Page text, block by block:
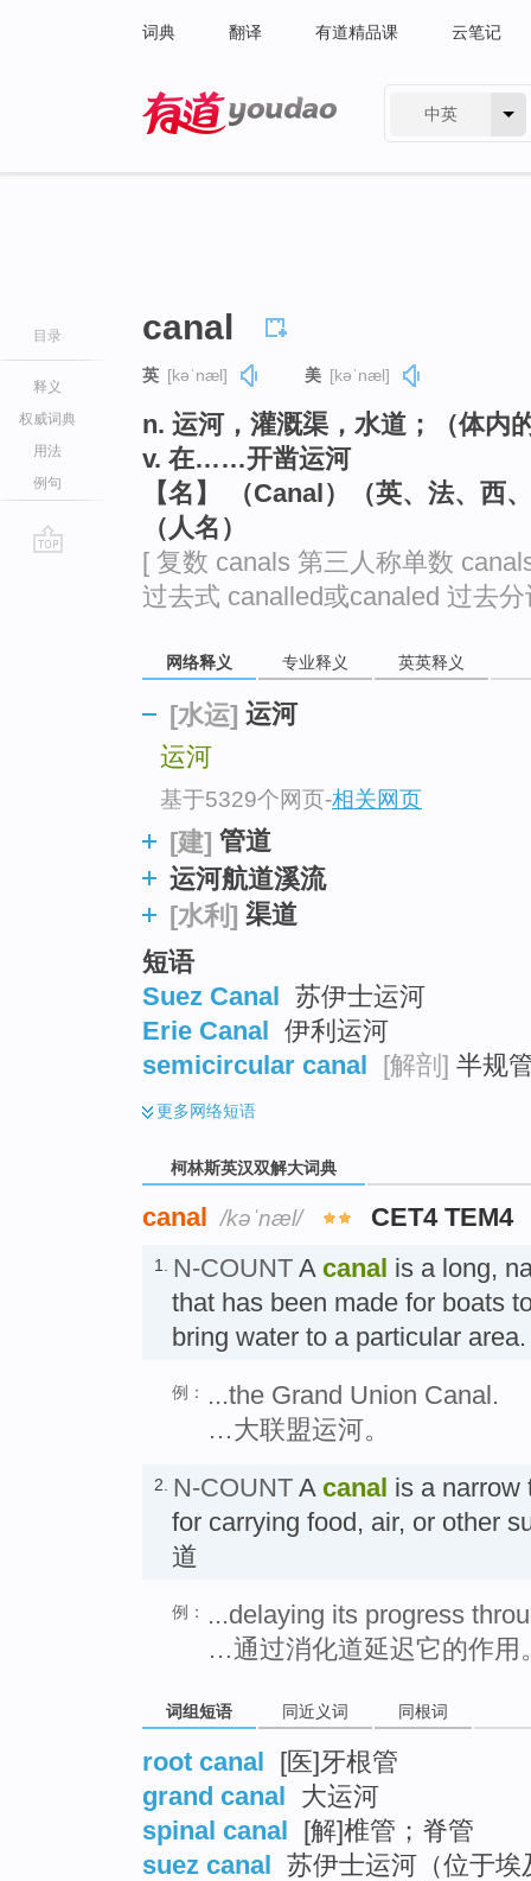
词典 翻译 有道精品课 云笔记
中英
目录
释义
权威词典
用法
例句
canal
英 [kəˈnæl] 美 [kəˈnæl]
n. 运河，灌溉渠，水道；（体内
v. 在……开凿运河
【名】 （Canal）（英、法、西
（人名）
[ 复数 canals 第三人称单数
过去式 canalled或canaled 过去
网络释义 专业释义 英英释义
[水运] 运河
运河
基于5329个网页-相关网页
[建] 管道
运河航道溪流
[水利] 渠道
短语
Suez Canal
苏伊士运河
Erie Canal
伊利运河
semicircular canal
[解剖] 半规
更多网络短语
柯林斯英汉双解大词典
canal /kəˈnæl/ CET4 TEM4
1. N-COUNT A canal is a long,
that has been made for boats
bring water to a particular
例：
...the Grand Union Canal.
…大联盟运河。
2. N-COUNT A canal is a narrow
for carrying food, air, or other
道
例：
...delaying its progress
…通过消化道延迟它的作用
词组短语 同近义词 同根词
root canal [医]牙根管
grand canal 大运河
spinal canal [解]椎管；脊管
suez canal 苏伊士运河（位于埃